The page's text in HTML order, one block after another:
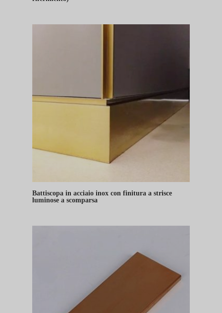
Battiscopa in acciaio inox con finitura a strisce
luminose a scomparsa